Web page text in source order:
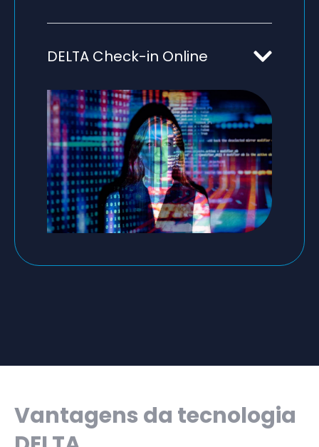
DELTA Check-in Online
Vantagens da tecnologia